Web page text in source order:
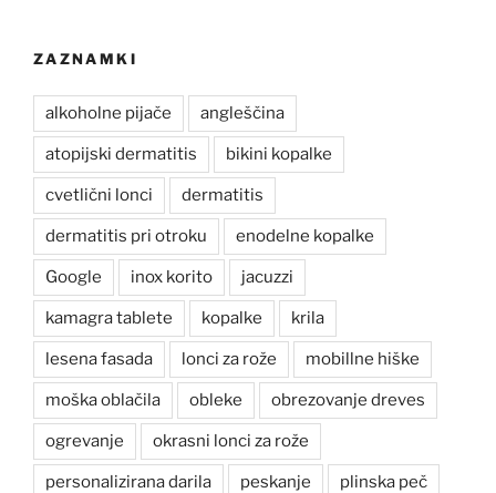
ZAZNAMKI
alkoholne pijače angleščina
atopijski dermatitis bikini kopalke
cvetlični lonci dermatitis
dermatitis pri otroku enodelne kopalke
Google inox korito jacuzzi
kamagra tablete kopalke krila
lesena fasada lonci za rože mobillne hiške
moška oblačila obleke obrezovanje dreves
ogrevanje okrasni lonci za rože
personalizirana darila peskanje plinska peč